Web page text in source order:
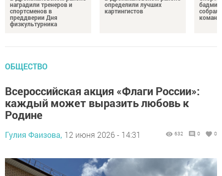
наградили тренеров и
спортсменов в
преддверии Дня
физкультурника
определили лучших
картингистов
ОБЩЕСТВО
Всероссийская акция «Флаги России»:
каждый может выразить любовь к
Родине
Гулия Фаизова, 12 июня 2026 - 14:31 632 0 0